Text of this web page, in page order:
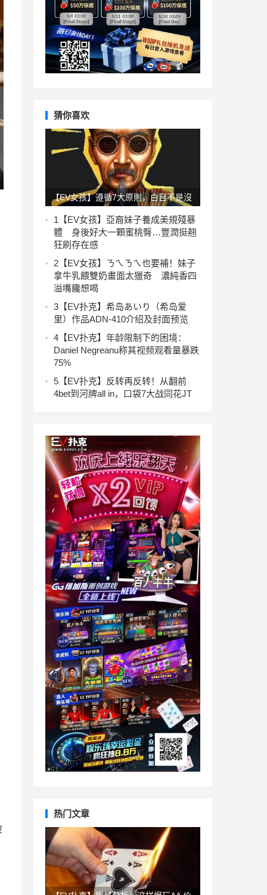
猜你喜欢
【EV女孩】遵循7大原則，白目不是沒
藥醫！打好人際關係，先學習看懂別人
臉色
1 【EV女孩】亞裔妹子養成美規殘暴
體 身後好大一顆蜜桃臀…豐潤挺翹
狂刷存在感
2 【EV女孩】ㄋㄟㄋㄟ也要補！妹子
拿牛乳餵雙奶畫面太獵奇 濃純香四
溢嘴饞想喝
3 【EV扑克】希岛あいり（希岛爱
里）作品ADN-410介绍及封面预览
4 【EV扑克】年龄限制下的困境：
Daniel Negreanu称其视频观看量暴跌
75%
5 【EV扑克】反转再反转！从翻前
4bet到河牌all in，口袋7大战同花JT
热门文章